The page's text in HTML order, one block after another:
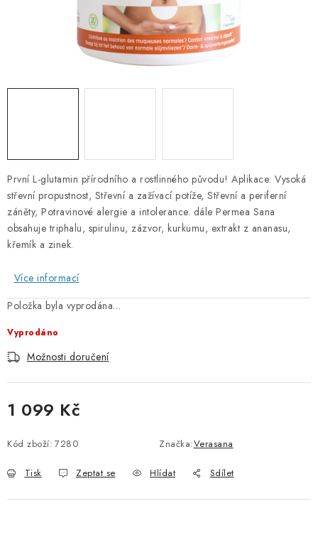
Jak nakupovat
Obchodní podmínky
Moje objednávka
První L-glutamin přírodního a rostlinného původu! Aplikace: Vysoká
střevní propustnost, Střevní a zažívací potíže, Střevní a periferní
záněty, Potravinové alergie a intolerance. dále Permea Sana
obsahuje triphalu, spirulinu, zázvor, kurkumu, extrakt z ananasu,
křemík a zinek.
Více informací
Položka byla vyprodána…
Vyprodáno
Možnosti doručení
1 099 Kč
Kód zboží: 7280 Značka:Verasana
Tisk Zeptat se Hlídat Sdílet